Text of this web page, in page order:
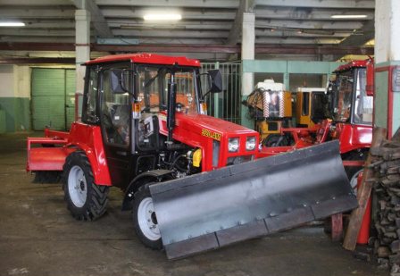
Перейти к основному содержанию